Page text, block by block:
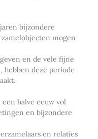
bijzondere
mogen
en de vele fijne
hebben deze periode
halve eeuw vol
en bijzondere
en relaties